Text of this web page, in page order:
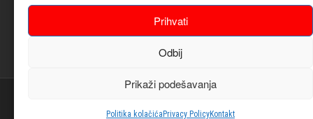
Prihvati
Odbij
Prikaži podešavanja
Politika kolačića Privacy PolicyKontakt